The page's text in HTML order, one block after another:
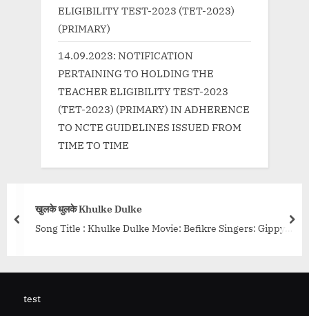
ELIGIBILITY TEST-2023 (TET-2023)
(PRIMARY)
14.09.2023: NOTIFICATION
PERTAINING TO HOLDING THE
TEACHER ELIGIBILITY TEST-2023
(TET-2023) (PRIMARY) IN ADHERENCE
TO NCTE GUIDELINES ISSUED FROM
TIME TO TIME
Movie: Befikre Singers: Gippy
Song Title : Gerua
prev
test